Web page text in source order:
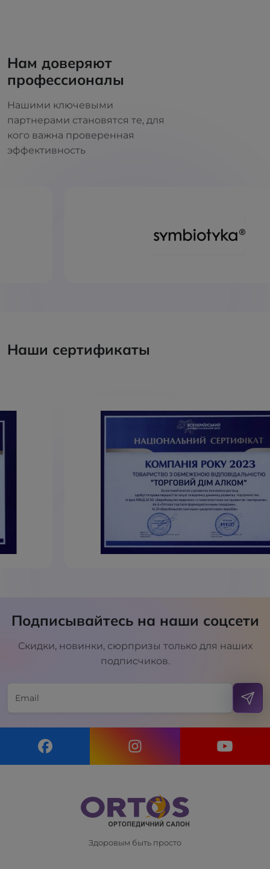
Нам доверяют
профессионалы
Нашими ключевыми
партнерами становятся те, для
кого важна проверенная
эффективность
Наши сертификаты
Подписывайтесь на наши соцсети
Скидки, новинки, сюрпризы только для наших
подписчиков.
Здоровым быть просто